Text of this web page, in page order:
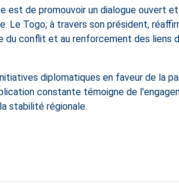
est de promouvoir un dialogue ouvert
Le Togo, à travers son président,
du conflit et au renforcement des liens
diplomatiques en faveur de la
constante témoigne de
stabilité régionale.